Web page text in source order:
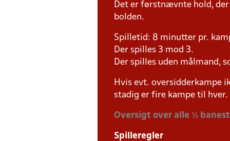
Det er førstnævnte hold,
bolden.
Spilletid: 8 minutter pr.
Der spilles 3 mod 3.
Der spilles uden målmand,
Hvis evt. oversidderkampe
stadig er fire kampe til hver.
Oversigt over alle ½
Spilleregler